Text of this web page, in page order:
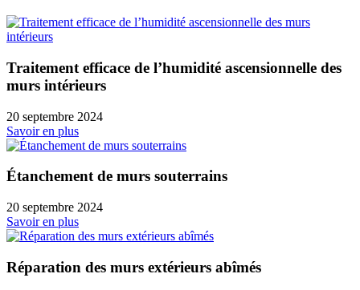
Traitement efficace de l’humidité ascensionnelle des
murs intérieurs
20 septembre 2024
Savoir en plus
Étanchement de murs souterrains
20 septembre 2024
Savoir en plus
Réparation des murs extérieurs abîmés